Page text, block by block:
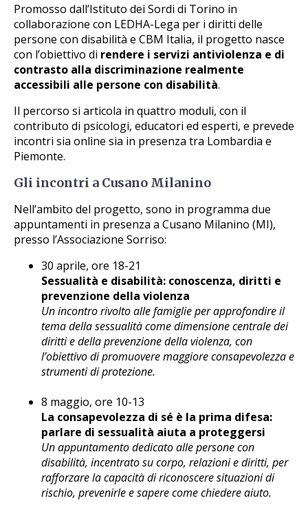
Promosso dall’Istituto dei Sordi di Torino in
collaborazione con LEDHA-Lega per i diritti delle
persone con disabilità e CBM Italia, il progetto nasce
con l’obiettivo di rendere i servizi antiviolenza e di
contrasto alla discriminazione realmente
accessibili alle persone con disabilità.
Il percorso si articola in quattro moduli, con il
contributo di psicologi, educatori ed esperti, e prevede
incontri sia online sia in presenza tra Lombardia e
Piemonte.
Gli incontri a Cusano Milanino
Nell’ambito del progetto, sono in programma due
appuntamenti in presenza a Cusano Milanino (MI),
presso l’Associazione Sorriso:
30 aprile, ore 18-21
Sessualità e disabilità: conoscenza, diritti e
prevenzione della violenza
Un incontro rivolto alle famiglie per approfondire il
tema della sessualità come dimensione centrale dei
diritti e della prevenzione della violenza, con
l’obiettivo di promuovere maggiore consapevolezza e
strumenti di protezione.
8 maggio, ore 10-13
La consapevolezza di sé è la prima difesa:
parlare di sessualità aiuta a proteggersi
Un appuntamento dedicato alle persone con
disabilità, incentrato su corpo, relazioni e diritti, per
rafforzare la capacità di riconoscere situazioni di
rischio, prevenirle e sapere come chiedere aiuto.